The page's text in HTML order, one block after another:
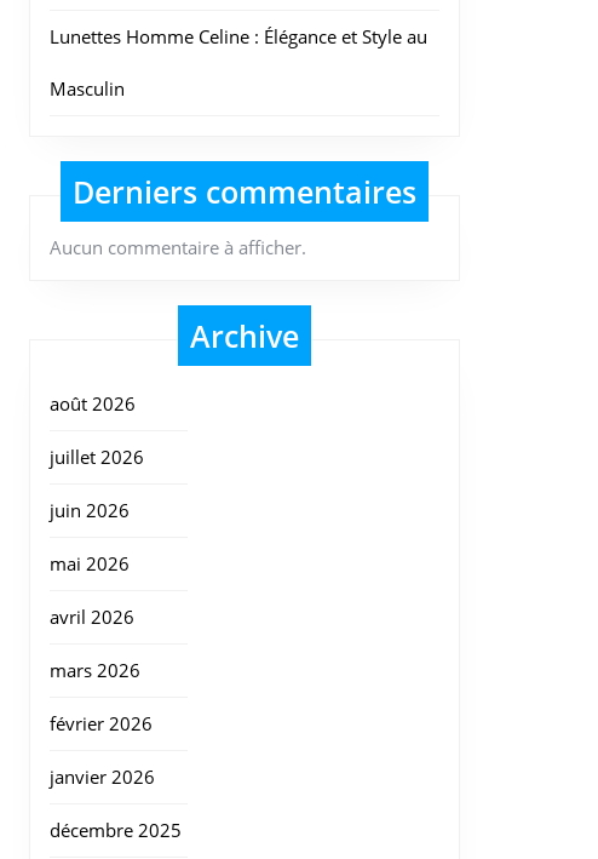
Lunettes Homme Celine : Élégance et Style au
Masculin
Derniers commentaires
Aucun commentaire à afficher.
Archive
août 2026
juillet 2026
juin 2026
mai 2026
avril 2026
mars 2026
février 2026
janvier 2026
décembre 2025